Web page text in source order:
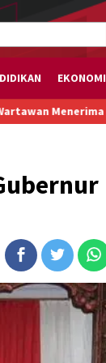
EKONOMI
Keluhan Sulit